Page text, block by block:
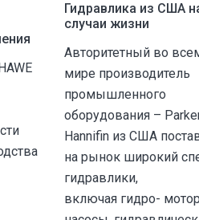
Гидравлика из США
случаи жизни
Авторитетный во
мире производитель
промышленного
оборудования –
Hannifin из США
на рынок широкий
гидравлики,
включая гидро-